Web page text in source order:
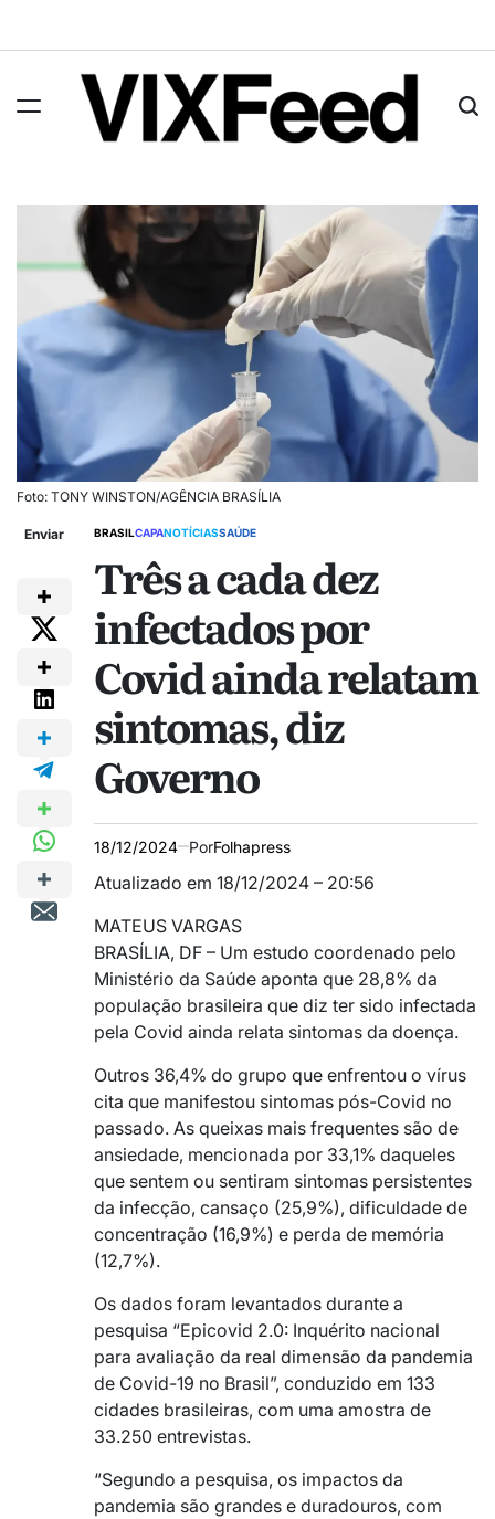
Foto: TONY WINSTON/AGÊNCIA BRASÍLIA
Enviar BRASILCAPANOTÍCIASSAÚDE
Três a cada dez
infectados por
Covid ainda relatam
sintomas, diz
Governo
18/12/2024 PorFolhapress
Atualizado em 18/12/2024 – 20:56
MATEUS VARGAS
BRASÍLIA, DF – Um estudo coordenado pelo
Ministério da Saúde aponta que 28,8% da
população brasileira que diz ter sido infectada
pela Covid ainda relata sintomas da doença.
Outros 36,4% do grupo que enfrentou o vírus
cita que manifestou sintomas pós-Covid no
passado. As queixas mais frequentes são de
ansiedade, mencionada por 33,1% daqueles
que sentem ou sentiram sintomas persistentes
da infecção, cansaço (25,9%), dificuldade de
concentração (16,9%) e perda de memória
(12,7%).
Os dados foram levantados durante a
pesquisa “Epicovid 2.0: Inquérito nacional
para avaliação da real dimensão da pandemia
de Covid-19 no Brasil”, conduzido em 133
cidades brasileiras, com uma amostra de
33.250 entrevistas.
“Segundo a pesquisa, os impactos da
pandemia são grandes e duradouros, com